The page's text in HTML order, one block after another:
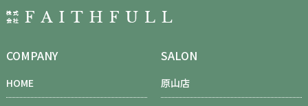
COMPANY
HOME
SALON
原山店